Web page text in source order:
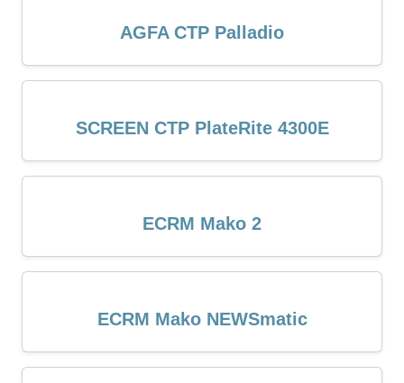
AGFA CTP Palladio
SCREEN CTP PlateRite 4300E
ECRM Mako 2
ECRM Mako NEWSmatic